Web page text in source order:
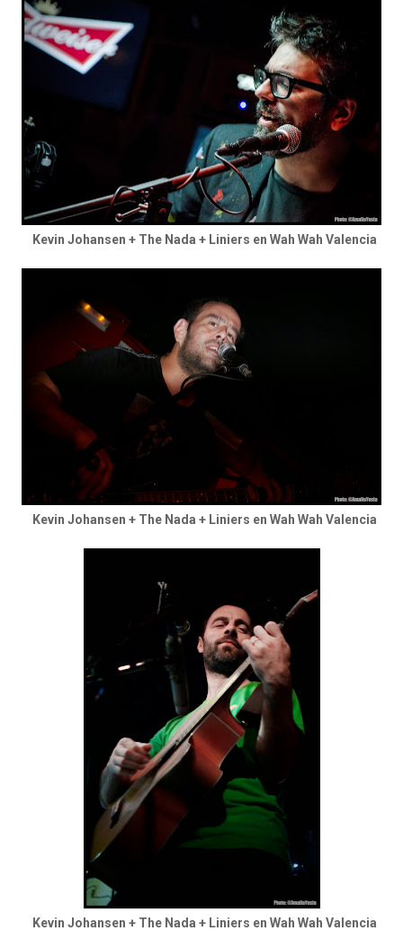
Kevin Johansen + The Nada + Liniers en Wah Wah Valencia
Kevin Johansen + The Nada + Liniers en Wah Wah Valencia
Kevin Johansen + The Nada + Liniers en Wah Wah Valencia